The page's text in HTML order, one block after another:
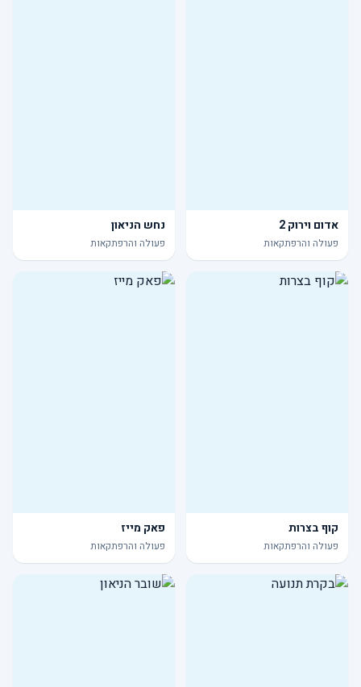
אדום וירוק 2
פעולה והרפתקאות
נחש הניאון
פעולה והרפתקאות
קוף בצרות
פעולה והרפתקאות
פאק מייז
פעולה והרפתקאות